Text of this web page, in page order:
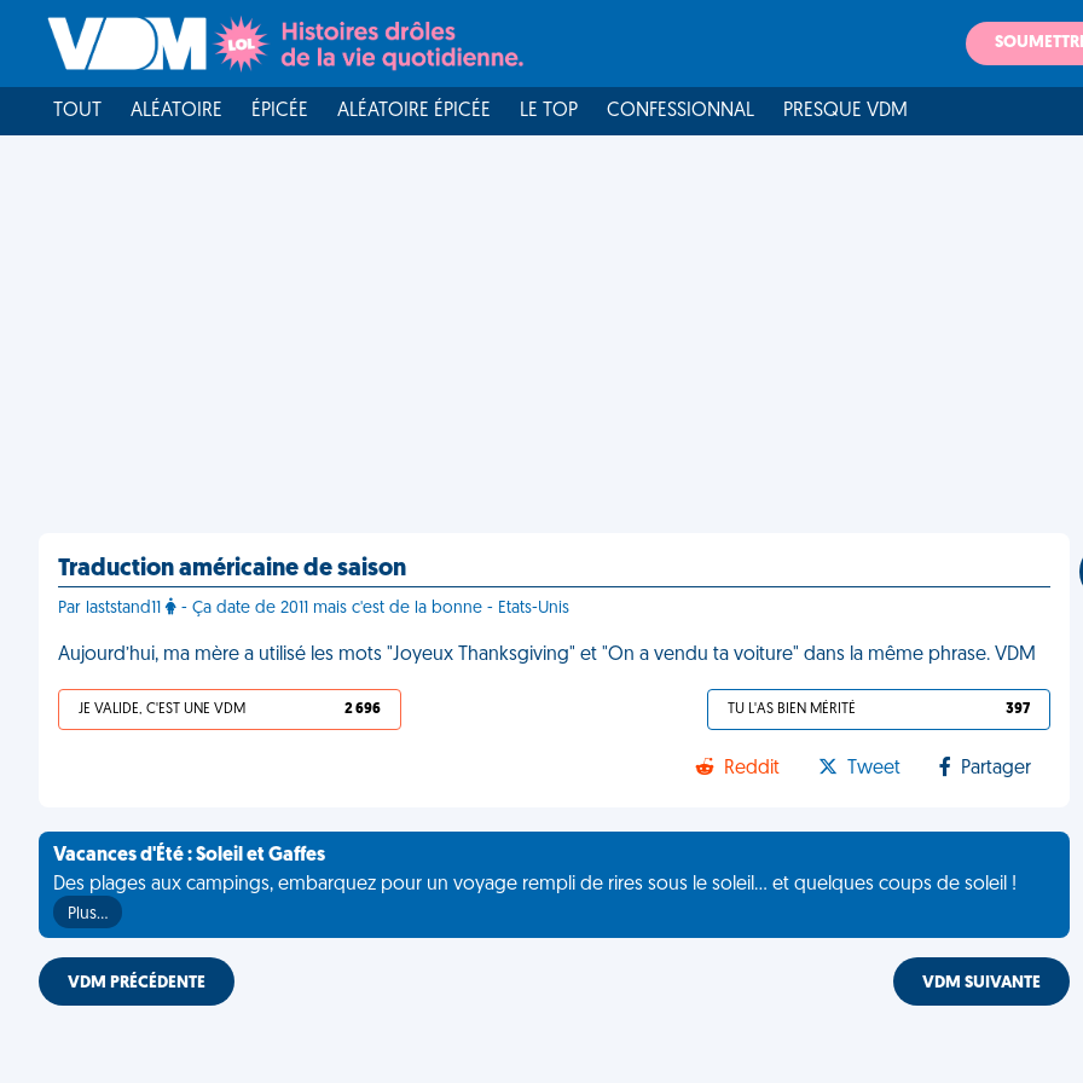
TOUT ALÉATOIRE ÉPICÉE ALÉATOIRE ÉPICÉE LE TOP CONFESSIONNAL PRESQUE VDM
Traduction américaine de saison
Par laststand11 - Ça date de 2011 mais c'est de la bonne - Etats-Unis
Aujourd’hui, ma mère a utilisé les mots "Joyeux Thanksgiving" et "On a vendu ta voiture" dans la même phrase. VDM
JE VALIDE, C'EST UNE VDM 2 696 TU L'AS BIEN MÉRITÉ 397
Reddit Tweet Partager
Vacances d'Été : Soleil et Gaffes
Des plages aux campings, embarquez pour un voyage rempli de rires sous le soleil... et quelques coups de soleil !
Plus…
VDM PRÉCÉDENTE VDM SUIVANTE